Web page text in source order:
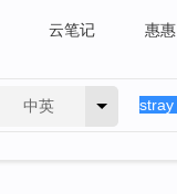
云笔记 惠惠
中英